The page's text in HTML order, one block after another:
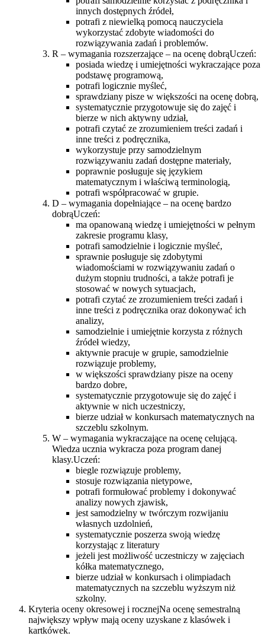
innych dostępnych źródeł,
potrafi z niewielką pomocą nauczyciela
wykorzystać zdobyte wiadomości do
rozwiązywania zadań i problemów.
R – wymagania rozszerzające – na ocenę dobrąUczeń:
posiada wiedzę i umiejętności wykraczające poza
podstawę programową,
potrafi logicznie myśleć,
sprawdziany pisze w większości na ocenę dobrą,
systematycznie przygotowuje się do zajęć i
bierze w nich aktywny udział,
potrafi czytać ze zrozumieniem treści zadań i
inne treści z podręcznika,
wykorzystuje przy samodzielnym
rozwiązywaniu zadań dostępne materiały,
poprawnie posługuje się językiem
matematycznym i właściwą terminologią,
potrafi współpracować w grupie.
D – wymagania dopełniające – na ocenę bardzo
dobrąUczeń:
ma opanowaną wiedzę i umiejętności w pełnym
zakresie programu klasy,
potrafi samodzielnie i logicznie myśleć,
sprawnie posługuje się zdobytymi
wiadomościami w rozwiązywaniu zadań o
dużym stopniu trudności, a także potrafi je
stosować w nowych sytuacjach,
potrafi czytać ze zrozumieniem treści zadań i
inne treści z podręcznika oraz dokonywać ich
analizy,
samodzielnie i umiejętnie korzysta z różnych
źródeł wiedzy,
aktywnie pracuje w grupie, samodzielnie
rozwiązuje problemy,
w większości sprawdziany pisze na oceny
bardzo dobre,
systematycznie przygotowuje się do zajęć i
aktywnie w nich uczestniczy,
bierze udział w konkursach matematycznych na
szczeblu szkolnym.
W – wymagania wykraczające na ocenę celującą.
Wiedza ucznia wykracza poza program danej
klasy.Uczeń:
biegle rozwiązuje problemy,
stosuje rozwiązania nietypowe,
potrafi formułować problemy i dokonywać
analizy nowych zjawisk,
jest samodzielny w twórczym rozwijaniu
własnych uzdolnień,
systematycznie poszerza swoją wiedzę
korzystając z literatury
jeżeli jest możliwość uczestniczy w zajęciach
kółka matematycznego,
bierze udział w konkursach i olimpiadach
matematycznych na szczeblu wyższym niż
szkolny.
Kryteria oceny okresowej i rocznejNa ocenę semestralną
największy wpływ mają oceny uzyskane z klasówek i
kartkówek.